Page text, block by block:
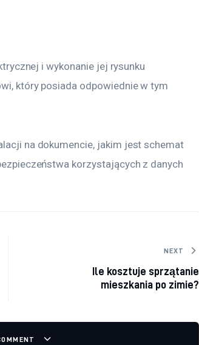
i wykonanie jej rysunku
który posiada odpowiednie w tym
na dokumencie, jakim jest schemat
korzystających z danych
NEXT
Ile kosztuje sprzątanie
mieszkania po zimie?